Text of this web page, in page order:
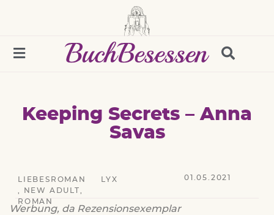
Keeping Secrets – Anna
Savas
LIEBESROMAN
NEW ADULT
ROMAN
LYX 01.05.2021
Werbung, da Rezensionsexemplar